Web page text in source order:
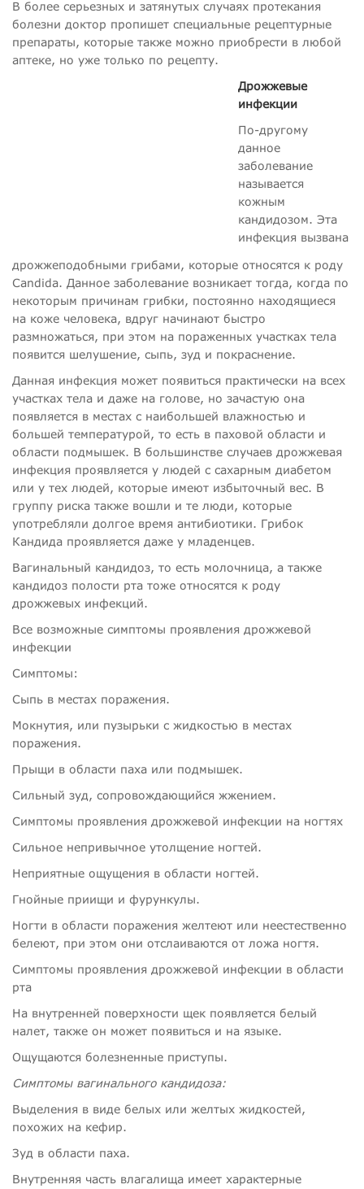
В более серьезных и затянутых случаях протекания
болезни доктор пропишет специальные рецептурные
препараты, которые также можно приобрести в любой
аптеке, но уже только по рецепту.
Дрожжевые
инфекции
По-другому
данное
заболевание
называется
кожным
кандидозом. Эта
инфекция вызвана
дрожжеподобными грибами, которые относятся к роду
Candida. Данное заболевание возникает тогда, когда по
некоторым причинам грибки, постоянно находящиеся
на коже человека, вдруг начинают быстро
размножаться, при этом на пораженных участках тела
появится шелушение, сыпь, зуд и покраснение.
Данная инфекция может появиться практически на всех
участках тела и даже на голове, но зачастую она
появляется в местах с наибольшей влажностью и
большей температурой, то есть в паховой области и
области подмышек. В большинстве случаев дрожжевая
инфекция проявляется у людей с сахарным диабетом
или у тех людей, которые имеют избыточный вес. В
группу риска также вошли и те люди, которые
употребляли долгое время антибиотики. Грибок
Кандида проявляется даже у младенцев.
Вагинальный кандидоз, то есть молочница, а также
кандидоз полости рта тоже относятся к роду
дрожжевых инфекций.
Все возможные симптомы проявления дрожжевой
инфекции
Симптомы:
Сыпь в местах поражения.
Мокнутия, или пузырьки с жидкостью в местах
поражения.
Прыщи в области паха или подмышек.
Сильный зуд, сопровождающийся жжением.
Симптомы проявления дрожжевой инфекции на ногтях
Сильное непривычное утолщение ногтей.
Неприятные ощущения в области ногтей.
Гнойные приищи и фурункулы.
Ногти в области поражения желтеют или неестественно
белеют, при этом они отслаиваются от ложа ногтя.
Симптомы проявления дрожжевой инфекции в области
рта
На внутренней поверхности щек появляется белый
налет, также он может появиться и на языке.
Ощущаются болезненные приступы.
Симптомы вагинального кандидоза:
Выделения в виде белых или желтых жидкостей,
похожих на кефир.
Зуд в области паха.
Внутренняя часть влагалища имеет характерные